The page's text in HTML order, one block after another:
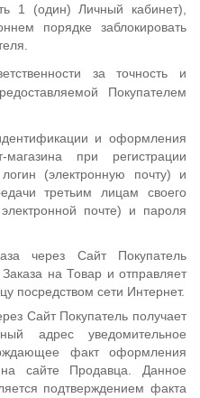
1 (один) Личный кабинет),
порядке заблокировать
за точность и
Покупателем
и оформления
при регистрации
(электронную почту) и
третьим лицам своего
почте) и пароля
через Сайт Покупатель
на Товар и отправляет
посредством сети Интернет.
Сайт Покупатель получает
адрес уведомительное
факт оформления
сайте Продавца. Данное
подтверждением факта